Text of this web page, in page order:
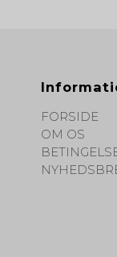
FORSIDE
OM OS